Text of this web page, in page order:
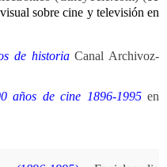
sobre cine y televisión en
de historia Canal Archivoz-
años de cine 1896-1995 en